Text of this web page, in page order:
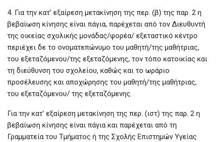
4. Για την κατ’ εξαίρεση μετακίνηση της περ. (β) της παρ. 2 η
βεβαίωση κίνησης είναι πάγια, παρέχεται από τον Διευθυντή
της οικείας σχολικής μονάδας/φορέα/ εξεταστικό κέντρο
περιέχει δε το ονοματεπώνυμο του μαθητή/της μαθήτριας,
του εξεταζόμενου/της εξεταζόμενης, τον τόπο κατοικίας και
τη διεύθυνση του σχολείου, καθώς και το ωράριο
προσέλευσης και αποχώρησης του μαθητή/της μαθήτριας,
του εξεταζόμενου/ της εξεταζόμενης.
Για την κατ’ εξαίρεση μετακίνηση της περ. (ιστ) της παρ. 2 η
βεβαίωση κίνησης είναι πάγια και παρέχεται από τη
Γραμματεία του Τμήματος ή της Σχολής Επιστημών Υγείας